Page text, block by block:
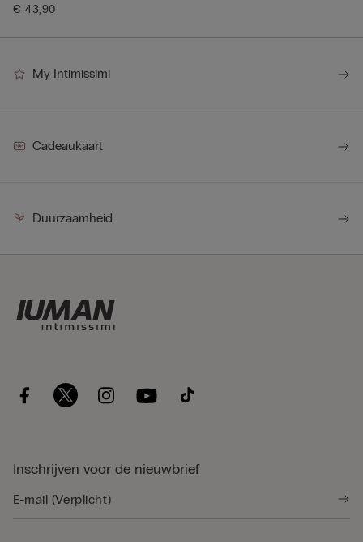
€ 43,90
My Intimissimi
Cadeaukaart
Duurzaamheid
Inschrijven voor de nieuwbrief